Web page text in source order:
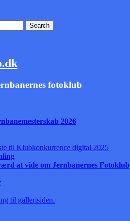
Search
fotoklub
2026
til Klubkonkurrence digital 2025
at vide om Jernbanernes Fotoklub
til gallerisiden.